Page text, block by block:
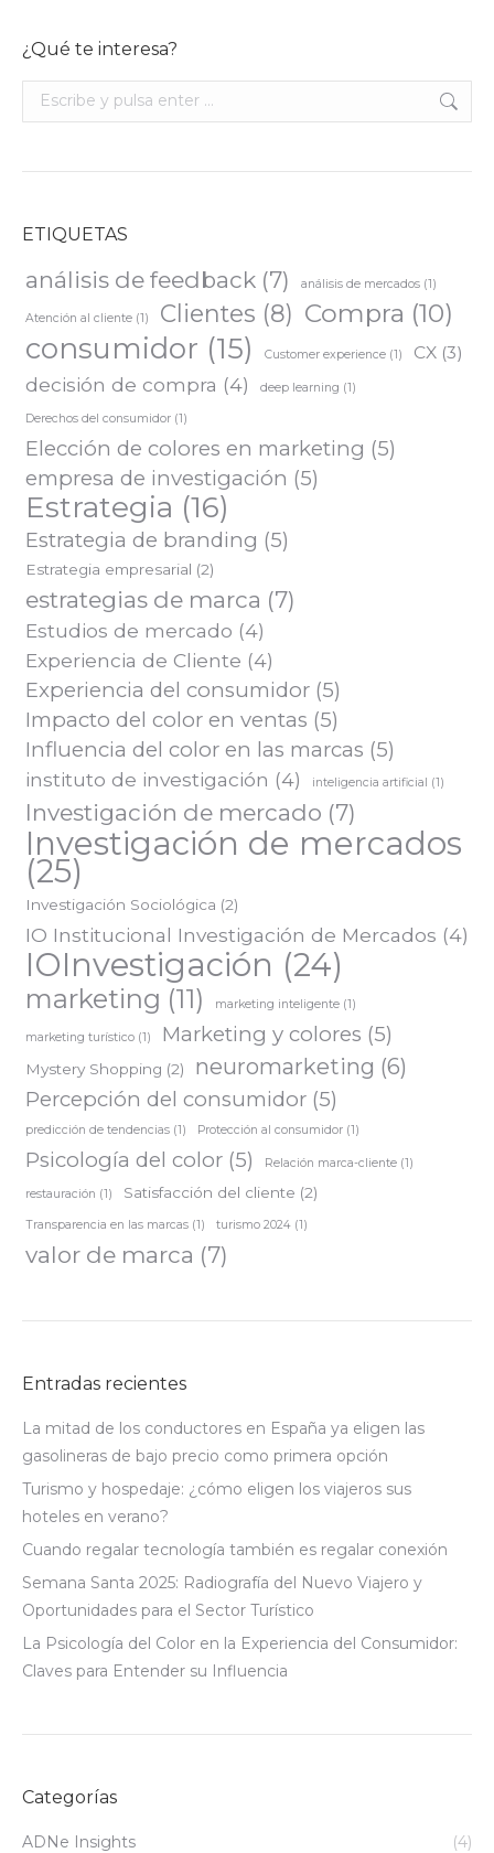
¿Qué te interesa?
Buscar:
ETIQUETAS
análisis de feedback (7) análisis de mercados (1)
Atención al cliente (1) Clientes (8) Compra (10)
consumidor (15) Customer experience (1) CX (3)
decisión de compra (4) deep learning (1)
Derechos del consumidor (1)
Elección de colores en marketing (5)
empresa de investigación (5)
Estrategia (16)
Estrategia de branding (5)
Estrategia empresarial (2)
estrategias de marca (7)
Estudios de mercado (4)
Experiencia de Cliente (4)
Experiencia del consumidor (5)
Impacto del color en ventas (5)
Influencia del color en las marcas (5)
instituto de investigación (4) inteligencia artificial (1)
Investigación de mercado (7)
Investigación de mercados
(25)
Investigación Sociológica (2)
IO Institucional Investigación de Mercados (4)
IOInvestigación (24)
marketing (11) marketing inteligente (1)
marketing turístico (1) Marketing y colores (5)
Mystery Shopping (2) neuromarketing (6)
Percepción del consumidor (5)
predicción de tendencias (1) Protección al consumidor (1)
Psicología del color (5) Relación marca-cliente (1)
restauración (1) Satisfacción del cliente (2)
Transparencia en las marcas (1) turismo 2024 (1)
valor de marca (7)
Entradas recientes
La mitad de los conductores en España ya eligen las
gasolineras de bajo precio como primera opción
Turismo y hospedaje: ¿cómo eligen los viajeros sus
hoteles en verano?
Cuando regalar tecnología también es regalar conexión
Semana Santa 2025: Radiografía del Nuevo Viajero y
Oportunidades para el Sector Turístico
La Psicología del Color en la Experiencia del Consumidor:
Claves para Entender su Influencia
Categorías
ADNe Insights
(4)